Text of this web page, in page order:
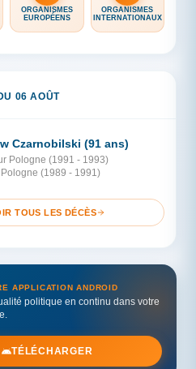
ORGANISMES
EUROPÉENS
ORGANISMES
INTERNATIONAUX
06 AOÛT
Czarnobilski (91 ans)
Pologne (1991 - 1993)
Pologne (1989 - 1991)
TOUS LES DÉCÈS
APPLICATION ANDROID
politique en continu dans votre
TÉLÉCHARGER